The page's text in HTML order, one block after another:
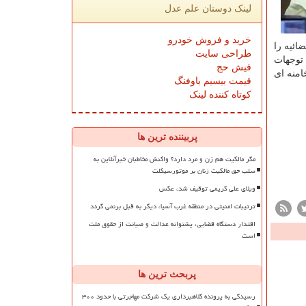
را
ای
لینک دوستان علم عدل
خرید و فروش خودرو
طراحی سایت
فیش حج
قیمت بیسیم باوفنگ
کوتاه کننده لینک
پربیننده ترین ها
مگر مالکیت هم زن و مرد دارد؟ واکنش مخاطبان خبرآنلاین به
سلب حق مالکیت زنان بر موتورسیکلت
ویلای علی کریمی توقیف شد، عکس
ترتیبات امنیتی در منطقه غرب آسیا، دیگر به قبل برنمی گردد
اقتدار دستگاه قضایی، پشتوانه عدالت و صیانت از حقوق ملت
است
پربحث ترین ها
رسیدگی به پرونده کلاهبرداری یک شرکت مهاجرتی با حدود ۳۰۰